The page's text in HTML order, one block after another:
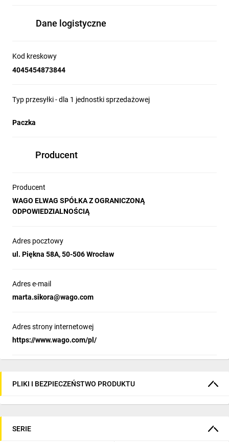
Dane logistyczne
Kod kreskowy
4045454873844
Typ przesyłki - dla 1 jednostki sprzedażowej
Paczka
Producent
Producent
WAGO ELWAG SPÓŁKA Z OGRANICZONĄ
ODPOWIEDZIALNOŚCIĄ
Adres pocztowy
ul. Piękna 58A, 50-506 Wrocław
Adres e-mail
marta.sikora@wago.com
Adres strony internetowej
https://www.wago.com/pl/
PLIKI I BEZPIECZEŃSTWO PRODUKTU
SERIE